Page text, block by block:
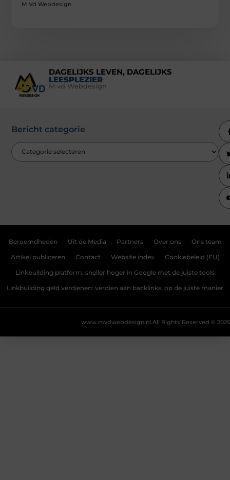
M Vd Webdesign
DAGELIJKS LEVEN, DAGELIJKS
LEESPLEZIER
M vd Webdesign
Bericht categorie
Beroemdheden Uit de Media Partners Over ons Ons team
Artikel publiceren Contact Website index Cookiebeleid (EU)
Linkbuilding platform: sneller hoger in Google met de juiste tools
Linkbuilding geld verdienen: verdien aan backlinks, op de juiste manier
All Rights Reserved © 2025
www.mvdwebdesign.nl.